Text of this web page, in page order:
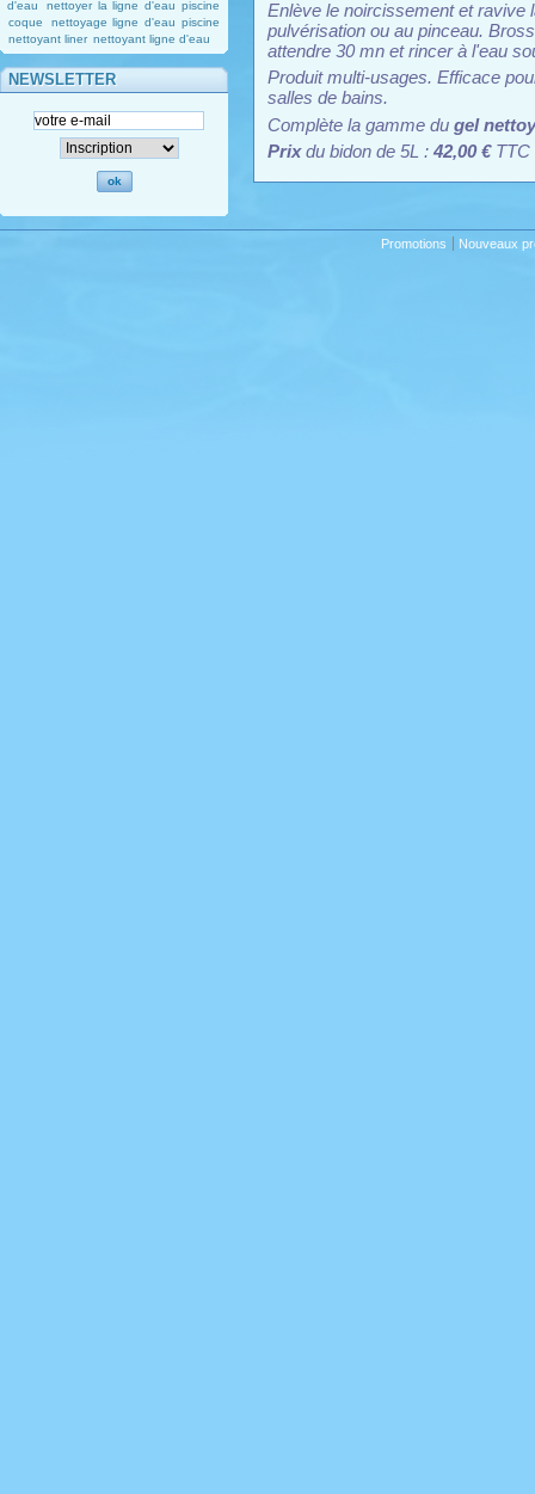
d'eau
nettoyer la ligne d'eau piscine
coque
nettoyage ligne d'eau piscine
nettoyant liner nettoyant ligne d'eau
NEWSLETTER
Enlève le noircissement et ravive
pulvérisation ou au pinceau.
attendre 30 mn et rincer à l'eau
Produit multi-usages. Efficace
salles de bains.
Complète la gamme du gel
Prixdu bidon de 5L : 42,00 €TTC
Promotions Nouveaux